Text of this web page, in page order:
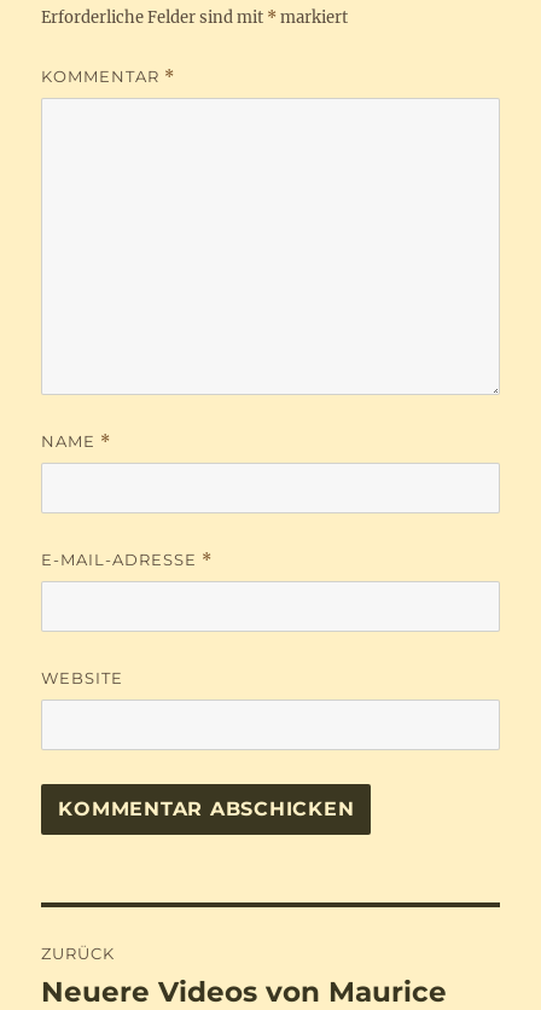
Erforderliche Felder sind mit * markiert
KOMMENTAR *
NAME *
E-MAIL-ADRESSE *
WEBSITE
ZURÜCK
Vorheriger
Neuere Videos von Maurice